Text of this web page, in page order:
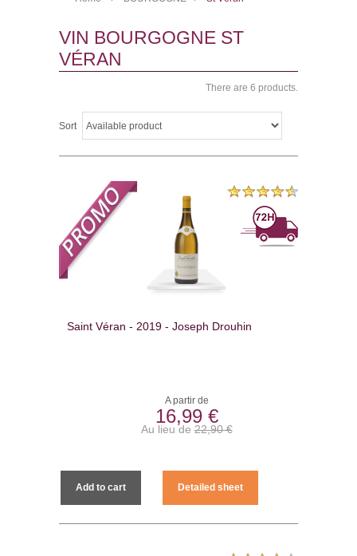
VIN BOURGOGNE ST
VÉRAN
There are 6 products.
Sort
Saint Véran - 2019 - Joseph Drouhin
A partir de
16,99 €
Au lieu de22,90 €
Add to cart Detailed sheet